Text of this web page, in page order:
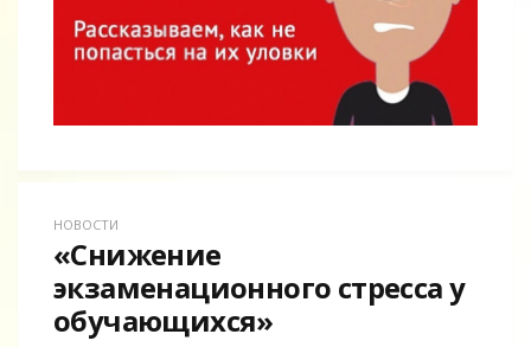
НОВОСТИ
«Снижение
экзаменационного стресса у
обучающихся»